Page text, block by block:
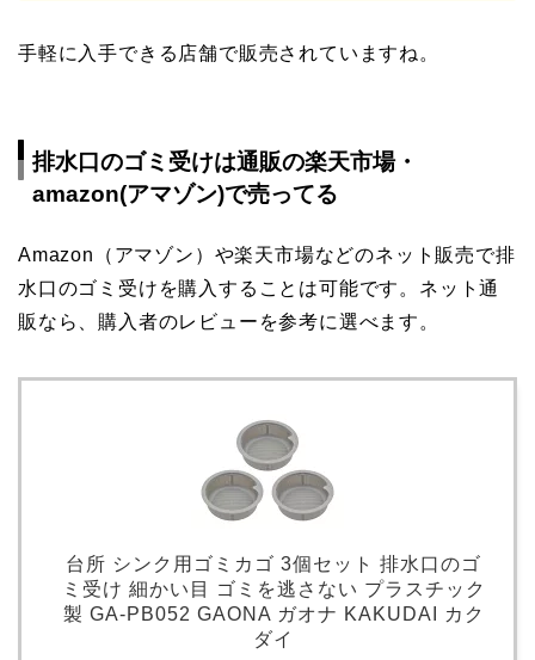
手軽に入手できる店舗で販売されていますね。
排水口のゴミ受けは通販の楽天市場・
amazon(アマゾン)で売ってる
Amazon（アマゾン）や楽天市場などのネット販売で排
水口のゴミ受けを購入することは可能です。ネット通
販なら、購入者のレビューを参考に選べます。
台所 シンク用ゴミカゴ 3個セット 排水口のゴ
ミ受け 細かい目 ゴミを逃さない プラスチック
製 GA-PB052 GAONA ガオナ KAKUDAI カク
ダイ